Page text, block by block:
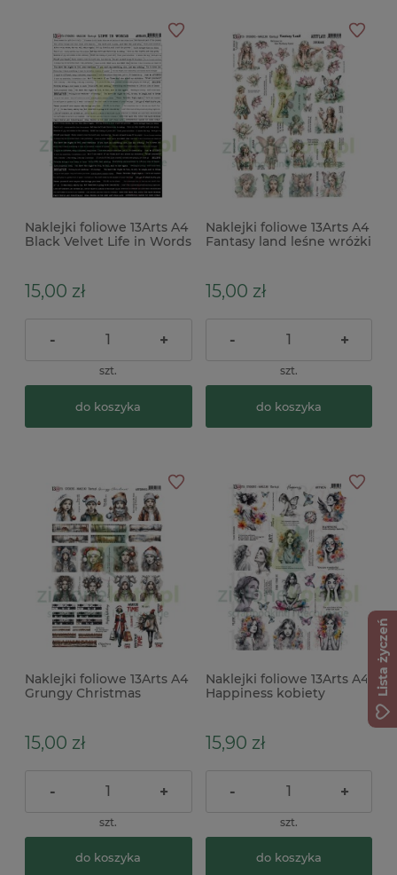
Naklejki foliowe 13Arts A4
Black Velvet Life in Words
15,00 zł
- +
szt.
do koszyka
Naklejki foliowe 13Arts A4
Fantasy land leśne wróżki
15,00 zł
- +
szt.
do koszyka
Naklejki foliowe 13Arts A4
Grungy Christmas
15,00 zł
- +
szt.
do koszyka
Naklejki foliowe 13Arts A4
Happiness kobiety
15,90 zł
- +
szt.
do koszyka
Lista życzeń